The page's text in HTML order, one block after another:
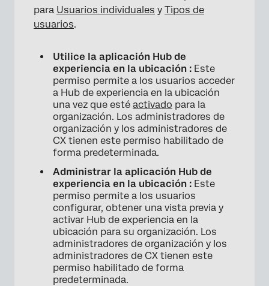
para Usuarios individuales y Tipos de
usuarios.
Utilice la aplicación Hub de
experiencia en la ubicación : Este
permiso permite a los usuarios acceder
a Hub de experiencia en la ubicación
una vez que esté activado para la
organización. Los administradores de
organización y los administradores de
CX tienen este permiso habilitado de
forma predeterminada.
Administrar la aplicación Hub de
experiencia en la ubicación : Este
permiso permite a los usuarios
configurar, obtener una vista previa y
activar Hub de experiencia en la
ubicación para su organización. Los
administradores de organización y los
administradores de CX tienen este
permiso habilitado de forma
predeterminada.